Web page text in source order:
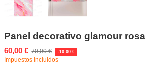
Panel decorativo glamour rosa
60,00 € 70,00 € -10,00 €
Impuestos incluidos